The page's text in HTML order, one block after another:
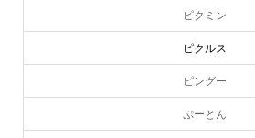
ピクミン
ピクルス
ピングー
ぷーとん